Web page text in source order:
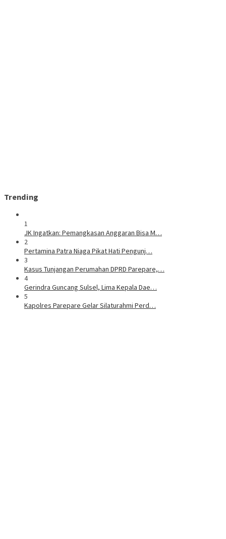
Trending
1
JK Ingatkan: Pemangkasan Anggaran Bisa M…
2
Pertamina Patra Niaga Pikat Hati Pengunj…
3
Kasus Tunjangan Perumahan DPRD Parepare,…
4
Gerindra Guncang Sulsel, Lima Kepala Dae…
5
Kapolres Parepare Gelar Silaturahmi Perd…